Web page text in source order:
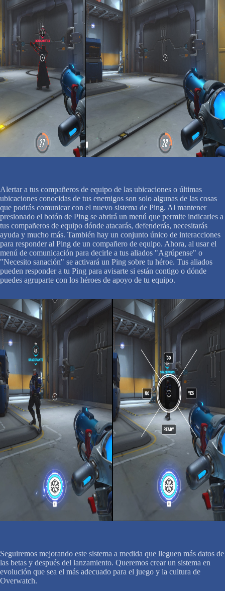
Alertar a tus compañeros de equipo de las ubicaciones o últimas
ubicaciones conocidas de tus enemigos son solo algunas de las cosas
que podrás comunicar con el nuevo sistema de Ping. Al mantener
presionado el botón de Ping se abrirá un menú que permite indicarles a
tus compañeros de equipo dónde atacarás, defenderás, necesitarás
ayuda y mucho más. También hay un conjunto único de interacciones
para responder al Ping de un compañero de equipo. Ahora, al usar el
menú de comunicación para decirle a tus aliados "Agrúpense" o
"Necesito sanación" se activará un Ping sobre tu héroe. Tus aliados
pueden responder a tu Ping para avisarte si están contigo o dónde
puedes agruparte con los héroes de apoyo de tu equipo.
Seguiremos mejorando este sistema a medida que lleguen más datos de
las betas y después del lanzamiento. Queremos crear un sistema en
evolución que sea el más adecuado para el juego y la cultura de
Overwatch.